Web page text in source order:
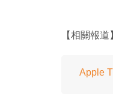
【相關報道
Apple